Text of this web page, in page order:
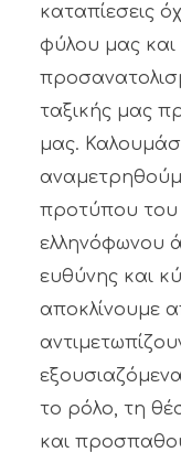
καταπίεσεις
φύλου μας και
ταξικής μας
μας.
προτύπου του
ελληνόφωνου
ευθύνης και
αποκλίνουμε
το ρόλο, τη
και